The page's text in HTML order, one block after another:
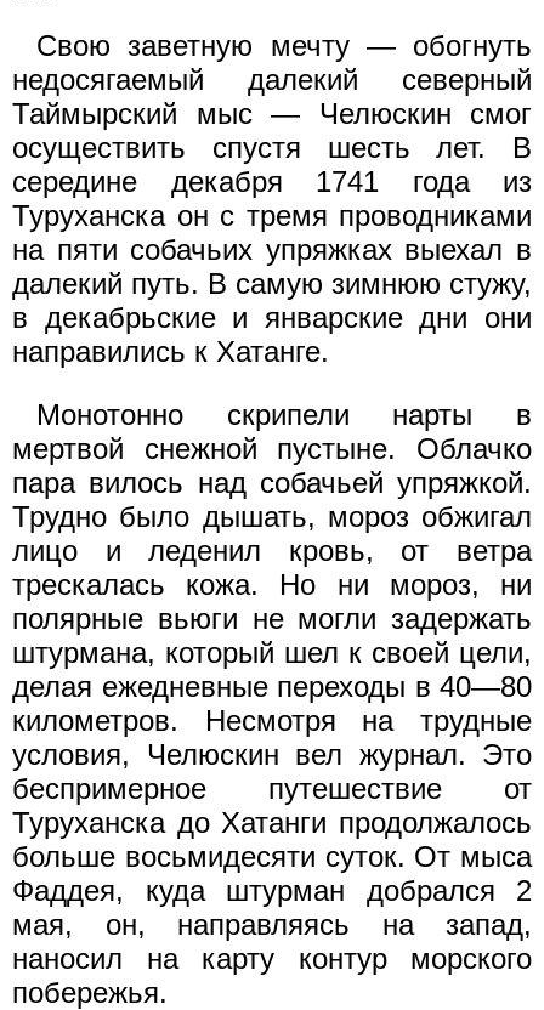
Свою заветную мечту — обогнуть
недосягаемый далекий северный
Таймырский мыс — Челюскин смог
осуществить спустя шесть лет. В
середине декабря 1741 года из
Туруханска он с тремя проводниками
на пяти собачьих упряжках выехал в
далекий путь. В самую зимнюю стужу,
в декабрьские и январские дни они
направились к Хатанге.
Монотонно скрипели нарты в
мертвой снежной пустыне. Облачко
пара вилось над собачьей упряжкой.
Трудно было дышать, мороз обжигал
лицо и леденил кровь, от ветра
трескалась кожа. Но ни мороз, ни
полярные вьюги не могли задержать
штурмана, который шел к своей цели,
делая ежедневные переходы в 40—80
километров. Несмотря на трудные
условия, Челюскин вел журнал. Это
беспримерное путешествие от
Туруханска до Хатанги продолжалось
больше восьмидесяти суток. От мыса
Фаддея, куда штурман добрался 2
мая, он, направляясь на запад,
наносил на карту контур морского
побережья.